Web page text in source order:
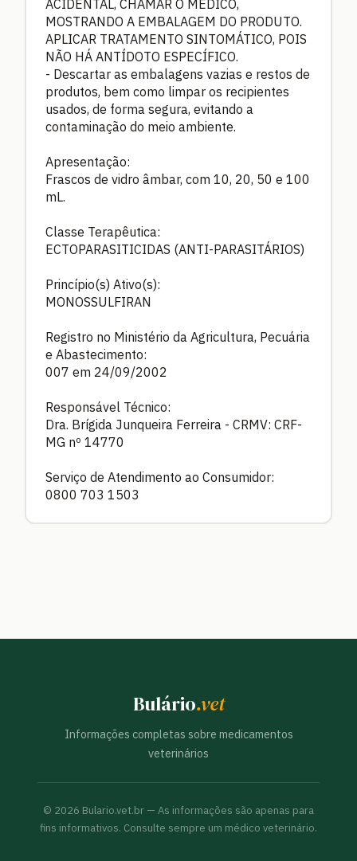
ACIDENTAL, CHAMAR O MÉDICO,
MOSTRANDO A EMBALAGEM DO PRODUTO.
APLICAR TRATAMENTO SINTOMÁTICO, POIS
NÃO HÁ ANTÍDOTO ESPECÍFICO.
- Descartar as embalagens vazias e restos de
produtos, bem como limpar os recipientes
usados, de forma segura, evitando a
contaminação do meio ambiente.
Apresentação:
Frascos de vidro âmbar, com 10, 20, 50 e 100
mL.
Classe Terapêutica:
ECTOPARASITICIDAS (ANTI-PARASITÁRIOS)
Princípio(s) Ativo(s):
MONOSSULFIRAN
Registro no Ministério da Agricultura, Pecuária
e Abastecimento:
007 em 24/09/2002
Responsável Técnico:
Dra. Brígida Junqueira Ferreira - CRMV: CRF-
MG nº 14770
Serviço de Atendimento ao Consumidor:
0800 703 1503
Bulário.vet
Informações completas sobre medicamentos
veterinários
© 2026 Bulario.vet.br — As informações são apenas para
fins informativos. Consulte sempre um médico veterinário.